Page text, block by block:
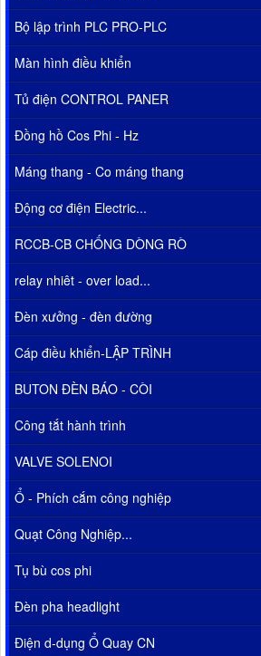
Bộ lập trình PLC PRO-PLC
Màn hình điều khiển
Tủ điện CONTROL PANER
Đồng hồ Cos Phi - Hz
Máng thang - Co máng thang
Động cơ điện Electric...
RCCB-CB CHỐNG DÒNG RÒ
relay nhiêt - over load...
Đèn xưởng - đèn đường
Cáp điều khiển-LẬP TRÌNH
BUTON ĐÈN BÁO - CÒI
Công tắt hành trình
VALVE SOLENOI
Ổ - Phích cắm công nghiệp
Quạt Công Nghiệp...
Tụ bù cos phi
Đèn pha headlight
Điện d-dụng Ổ Quay CN